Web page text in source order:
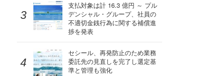
支払対象は計 16.3 億円 ～ プル
デンシャル・グループ、社員の
不適切金銭行為に関する補償進
捗を発表
セシール、再発防止のため業務
委託先の見直しを完了し選定基
準と管理も強化